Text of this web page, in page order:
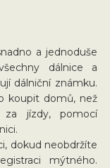
a jednoduše
dálnice a
dálniční známku.
koupit domů, než
jízdy, pomocí
dokud neobdržíte
mýtného.